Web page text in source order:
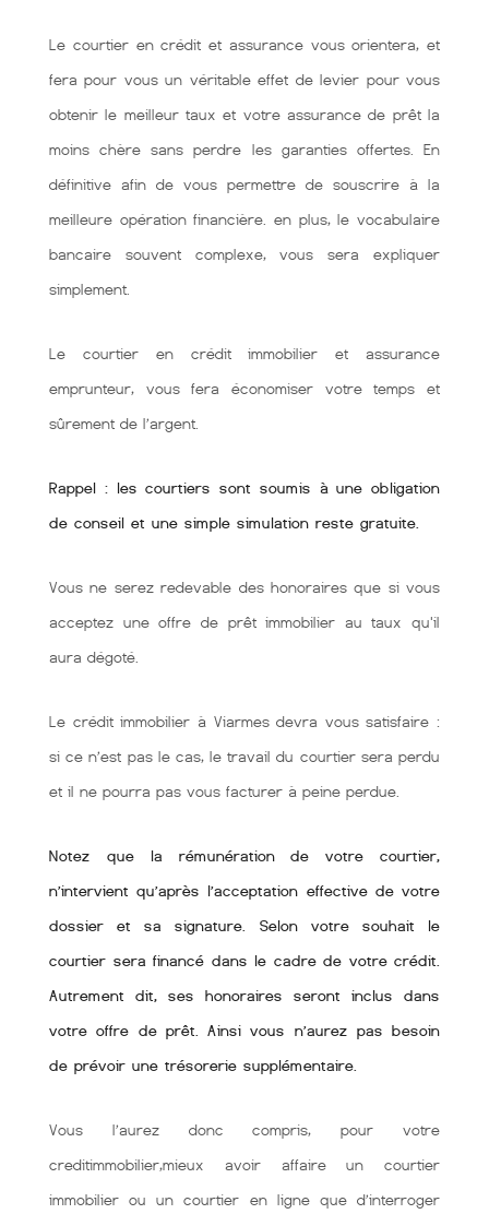
Le courtier en crédit et assurance vous orientera, et
fera pour vous un véritable effet de levier pour vous
obtenir le meilleur taux et votre assurance de prêt la
moins chère sans perdre les garanties offertes. En
définitive afin de vous permettre de souscrire à la
meilleure opération financière. en plus, le vocabulaire
bancaire souvent complexe, vous sera expliquer
simplement.
Le courtier en crédit immobilier et assurance
emprunteur, vous fera économiser votre temps et
sûrement de l’argent.
Rappel : les courtiers sont soumis à une obligation
de conseil et une simple simulation reste gratuite.
Vous ne serez redevable des honoraires que si vous
acceptez une offre de prêt immobilier au taux qu'il
aura dégoté.
Le crédit immobilier à Viarmes devra vous satisfaire :
si ce n’est pas le cas, le travail du courtier sera perdu
et il ne pourra pas vous facturer à peine perdue.
Notez que la rémunération de votre courtier,
n’intervient qu’après l’acceptation effective de votre
dossier et sa signature. Selon votre souhait le
courtier sera financé dans le cadre de votre crédit.
Autrement dit, ses honoraires seront inclus dans
votre offre de prêt. Ainsi vous n’aurez pas besoin
de prévoir une trésorerie supplémentaire.
Vous l’aurez donc compris, pour votre
creditimmobilier,mieux avoir affaire un courtier
immobilier ou un courtier en ligne que d’interroger